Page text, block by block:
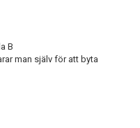
B
man själv för att byta